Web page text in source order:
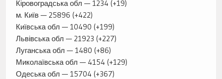
Кіровоградська обл — 1234 (+19)
м. Київ — 25896 (+422)
Київська обл — 10490 (+199)
Львівська обл — 21923 (+227)
Луганська обл — 1480 (+86)
Миколаївська обл — 4154 (+129)
Одеська обл — 15704 (+367)